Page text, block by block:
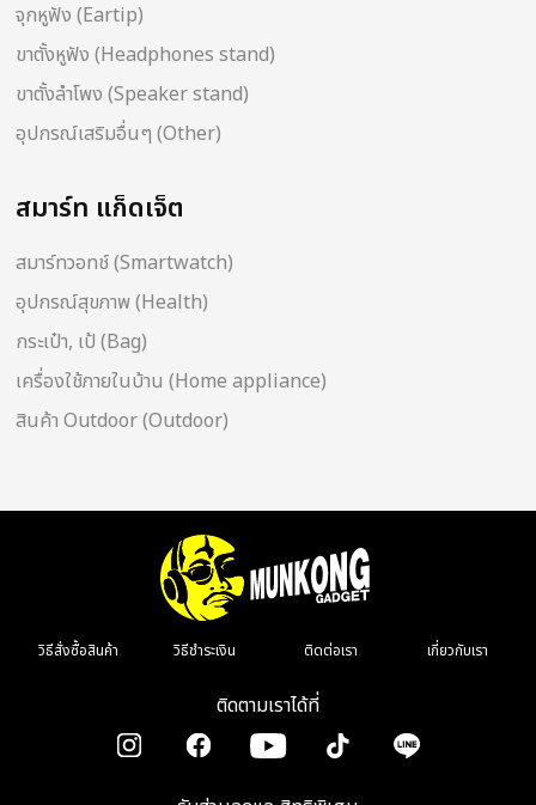
จุกหูฟัง (Eartip)
ขาตั้งหูฟัง (Headphones stand)
ขาตั้งลำโพง (Speaker stand)
อุปกรณ์เสริมอื่นๆ (Other)
สมาร์ท แก็ดเจ็ต
สมาร์ทวอทช์ (Smartwatch)
อุปกรณ์สุขภาพ (Health)
กระเป๋า, เป้ (Bag)
เครื่องใช้ภายในบ้าน (Home appliance)
สินค้า Outdoor (Outdoor)
วิธีสั่งซื้อสินค้า วิธีชำระเงิน ติดต่อเรา เกี่ยวกับเรา
ติดตามเราได้ที่